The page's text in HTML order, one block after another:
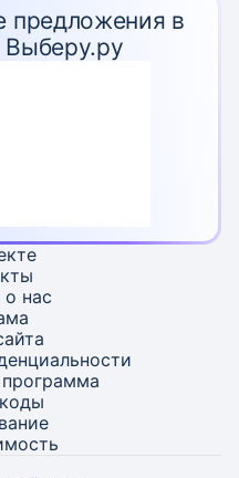
предложения в
нас